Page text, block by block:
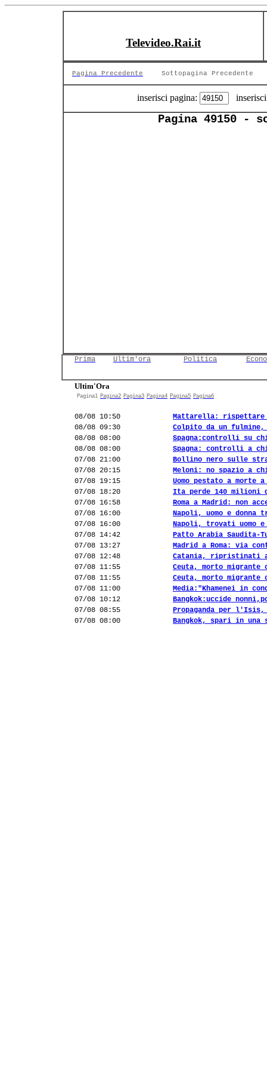
Televideo.Rai.it
Pagina Precedente Sottopagina Precedente
inserisci pagina:
Pagina 49150 -
Prima Ultim'ora Politica
Ultim'Ora
Pagina1 Pagina2 Pagina3 Pagina4 Pagina5 Pagina6
08/08 10:50
Mattarella:
08/08 09:30
Colpito da un fulmine,
08/08 08:00
Spagna:controlli su
08/08 08:00
Spagna: controlli a
07/08 21:00
Bollino nero sulle
07/08 20:15
Meloni: no spazio a
07/08 19:15
Uomo pestato a morte
07/08 18:20
Ita perde 140 milioni
07/08 16:58
Roma a Madrid: non
07/08 16:00
Napoli, uomo e donna
07/08 16:00
Napoli, trovati uomo e
07/08 14:42
Patto Arabia Saudita-
07/08 13:27
Madrid a Roma: via
07/08 12:48
Catania, ripristinati
07/08 11:55
Ceuta, morto migrante
07/08 11:55
Ceuta, morto migrante
07/08 11:00
Media:"Khamenei in
07/08 10:12
Bangkok:uccide
07/08 08:55
Propaganda per l'Isis,
07/08 08:00
Bangkok, spari in